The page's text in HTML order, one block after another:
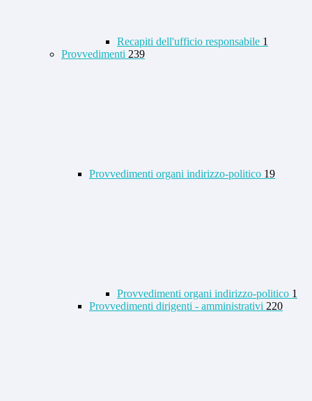
Recapiti dell'ufficio responsabile 1
Provvedimenti 239
Provvedimenti organi indirizzo-politico 19
Provvedimenti organi indirizzo-politico 1
Provvedimenti dirigenti - amministrativi 220